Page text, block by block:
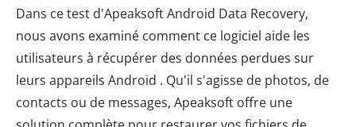
Dans ce test d'Apeaksoft Android Data Recovery,
nous avons examiné comment ce logiciel aide les
utilisateurs à récupérer des données perdues sur
leurs appareils Android . Qu'il s'agisse de photos, de
contacts ou de messages, Apeaksoft offre une